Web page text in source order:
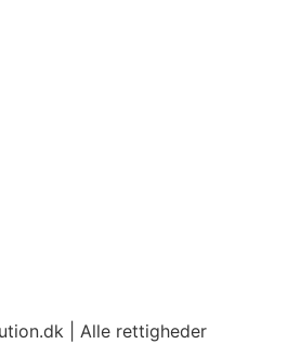
| Alle rettigheder